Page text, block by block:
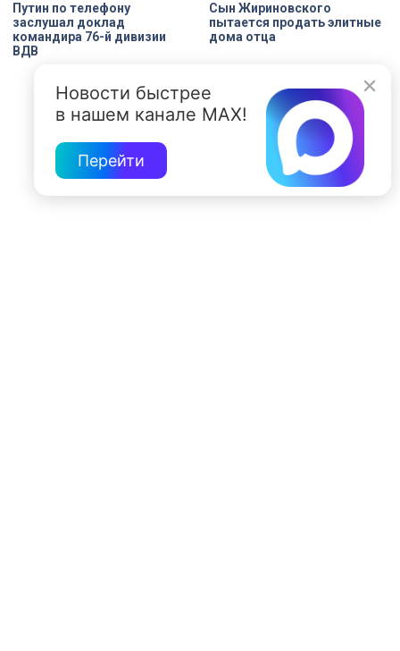
Путин по телефону
заслушал доклад
командира 76-й дивизии
ВДВ
Сын Жириновского
пытается продать элитные
дома отца
Новости быстрее
в нашем канале MAX!
Перейти